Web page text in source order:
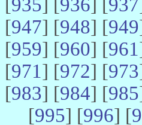
[935] [936] [937
[947] [948] [949
[959] [960] [961
[971] [972] [973
[983] [984] [985
[995] [996] [